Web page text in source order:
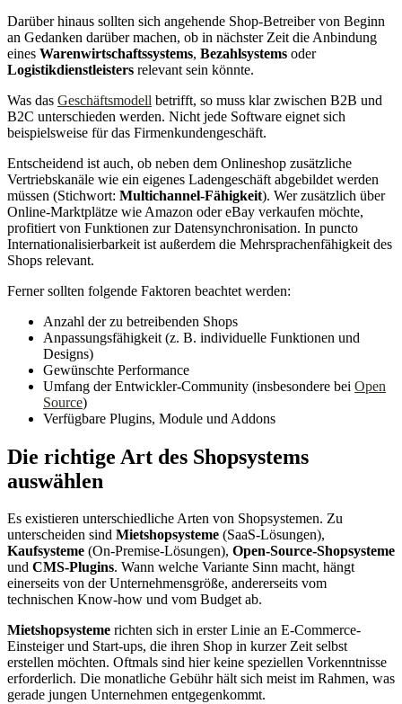
Darüber hinaus sollten sich angehende Shop-Betreiber von Beginn
an Gedanken darüber machen, ob in nächster Zeit die Anbindung
eines Warenwirtschaftssystems, Bezahlsystems oder
Logistikdienstleisters relevant sein könnte.
Was das Geschäftsmodell betrifft, so muss klar zwischen B2B und
B2C unterschieden werden. Nicht jede Software eignet sich
beispielsweise für das Firmenkundengeschäft.
Entscheidend ist auch, ob neben dem Onlineshop zusätzliche
Vertriebskanäle wie ein eigenes Ladengeschäft abgebildet werden
müssen (Stichwort: Multichannel-Fähigkeit). Wer zusätzlich über
Online-Marktplätze wie Amazon oder eBay verkaufen möchte,
profitiert von Funktionen zur Datensynchronisation. In puncto
Internationalisierbarkeit ist außerdem die Mehrsprachenfähigkeit des
Shops relevant.
Ferner sollten folgende Faktoren beachtet werden:
Anzahl der zu betreibenden Shops
Anpassungsfähigkeit (z. B. individuelle Funktionen und
Designs)
Gewünschte Performance
Umfang der Entwickler-Community (insbesondere bei Open
Source)
Verfügbare Plugins, Module und Addons
Die richtige Art des Shopsystems
auswählen
Es existieren unterschiedliche Arten von Shopsystemen. Zu
unterscheiden sind Mietshopsysteme (SaaS-Lösungen),
Kaufsysteme (On-Premise-Lösungen), Open-Source-Shopsysteme
und CMS-Plugins. Wann welche Variante Sinn macht, hängt
einerseits von der Unternehmensgröße, andererseits vom
technischen Know-how und vom Budget ab.
Mietshopsysteme richten sich in erster Linie an E-Commerce-
Einsteiger und Start-ups, die ihren Shop in kurzer Zeit selbst
erstellen möchten. Oftmals sind hier keine speziellen Vorkenntnisse
erforderlich. Die monatliche Gebühr hält sich meist im Rahmen, was
gerade jungen Unternehmen entgegenkommt.